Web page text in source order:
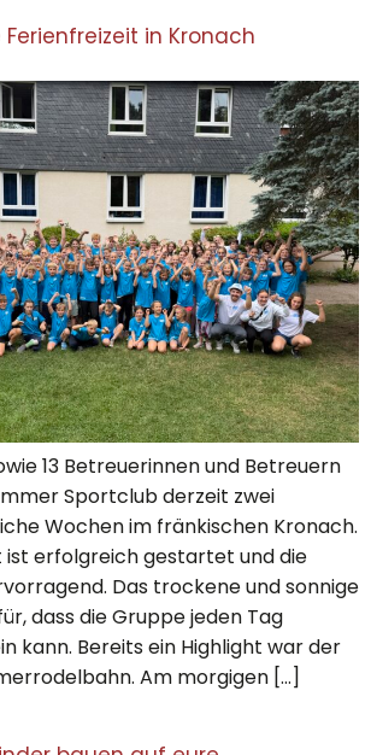
in Kronach
13 Betreuerinnen und Betreuern
Sportclub derzeit zwei
Wochen im fränkischen Kronach.
ist erfolgreich gestartet und die
Das trockene und sonnige
dass die Gruppe jeden Tag
kann. Bereits ein Highlight war der
Am morgigen […]